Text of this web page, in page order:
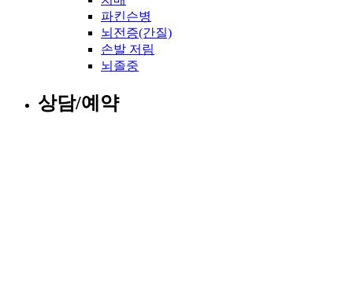
파킨슨병
뇌전증(간질)
손발 저림
뇌졸중
상담/예약